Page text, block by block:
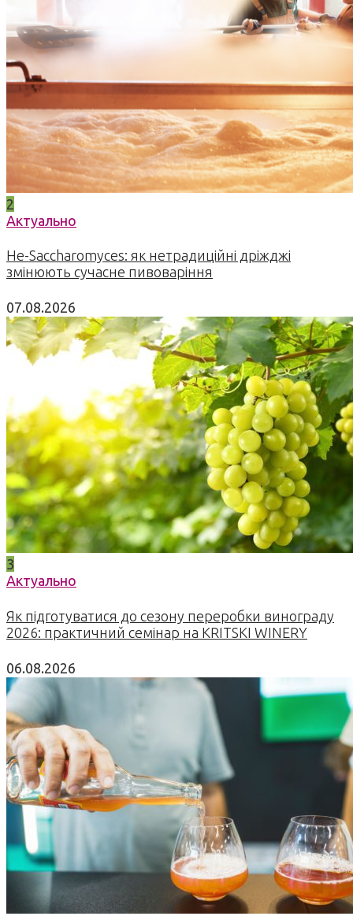
2
Актуально
Не-Saccharomyces: як нетрадиційні дріжджі
змінюють сучасне пивоваріння
07.08.2026
3
Актуально
Як підготуватися до сезону переробки винограду
2026: практичний семінар на KRITSKI WINERY
06.08.2026